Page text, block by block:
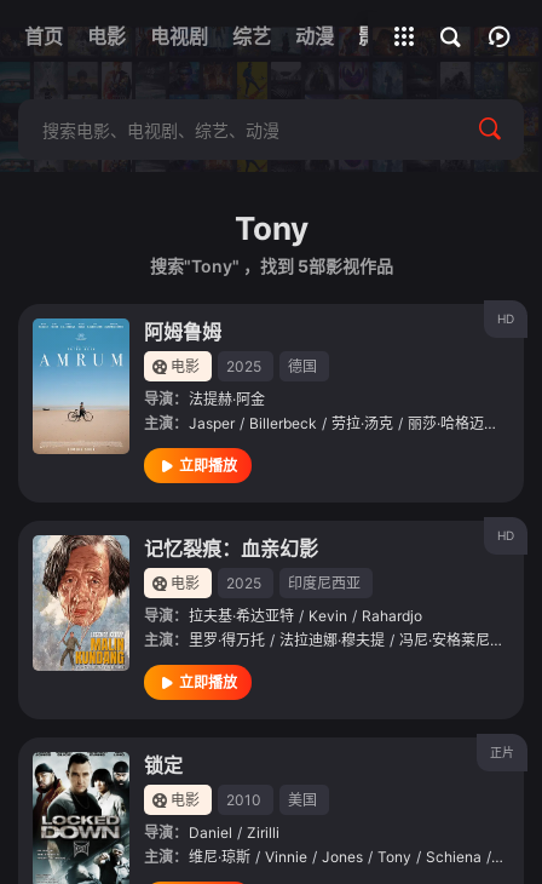
首页 电影 电视剧 综艺 动漫 影视
全部影片
Tony
搜索"Tony" ，找到 5部影视作品
HD
阿姆鲁姆
电影 2025
德国
导演： 法提赫·阿金
主演： Jasper / Billerbeck / 劳拉·汤克 / 丽莎·哈格迈斯特
立即播放
HD
记忆裂痕：血亲幻影
电影 2025
印度尼西亚
导演： 拉夫基·希达亚特 / Kevin / Rahardjo
主演： 里罗·得万托 / 法拉迪娜·穆夫提 / 冯尼·安格莱尼 /
立即播放
正片
锁定
电影 2010
美国
导演： Daniel / Zirilli
主演： 维尼·琼斯 / Vinnie / Jones / Tony / Schiena / 白灵